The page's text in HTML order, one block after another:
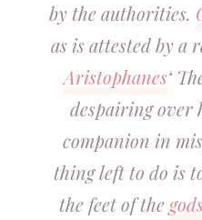
by the authorities.
as is attested by a
Aristophanes‘
despairing over
companion in
thing left to do is
the feet of the